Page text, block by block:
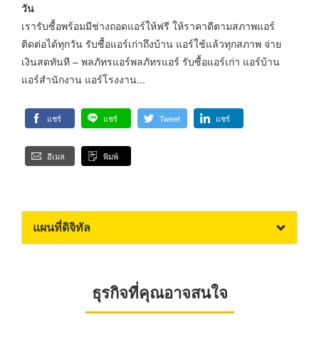
วัน
เรารับซื้อพร้อมมีช่างถอดแอร์ให้ฟรี ให้ราคาดีตามสภาพแอร์
ติดต่อได้ทุกวัน รับซื้อแอร์เก่าถึงบ้าน แอร์ใช้แล้วทุกสภาพ จ่าย
เงินสดทันที – พลภัทรแอร์พลภัทรแอร์ รับซื้อแอร์เก่า แอร์บ้าน
แอร์สำนักงาน แอร์โรงงาน...
แชร์ แชร์ Tweet แชร์
อีเมล พิมพ์
แผนที่ดิจิทัล
ธุรกิจที่คุณอาจสนใจ